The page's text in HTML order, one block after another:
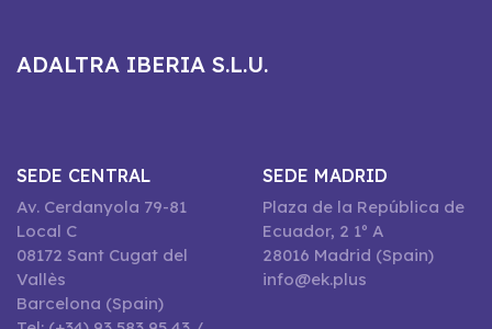
ADALTRA IBERIA S.L.U.
SEDE CENTRAL
Av. Cerdanyola 79-81
Local C
08172 Sant Cugat del
Vallès
Barcelona (Spain)
SEDE MADRID
Plaza de la República de
Ecuador, 2 1º A
28016 Madrid (Spain)
info@ek.plus